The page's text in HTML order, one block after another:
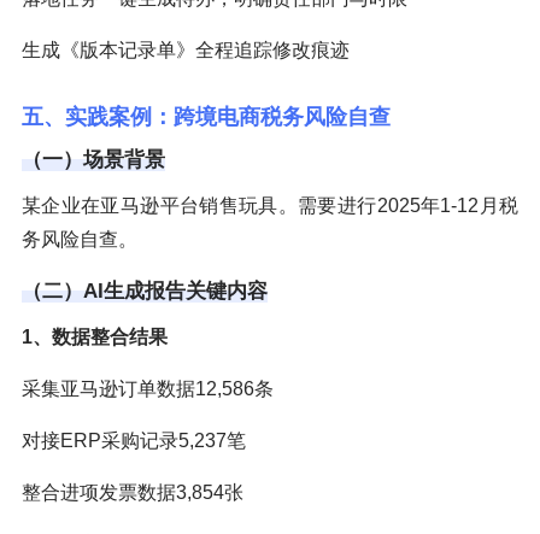
生成《版本记录单》全程追踪修改痕迹
五、实践案例：跨境电商税务风险自查
（一）场景背景
某企业在亚马逊平台销售玩具。需要进行2025年1-12月税
务风险自查。
（二）AI生成报告关键内容
1、数据整合结果
采集亚马逊订单数据12,586条
对接ERP采购记录5,237笔
整合进项发票数据3,854张